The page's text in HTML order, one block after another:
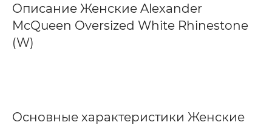
Описание Женские Alexander
McQueen Oversized White Rhinestone
(W)
Основные характеристики Женские